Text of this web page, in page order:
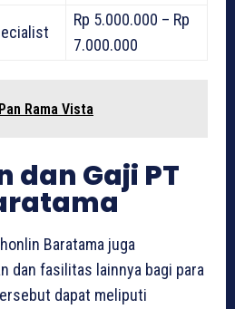
Rp 5.000.000 – Rp
7.000.000
Rama Vista
dan Gaji PT
Baratama juga
dan fasilitas lainnya bagi para
dapat meliputi